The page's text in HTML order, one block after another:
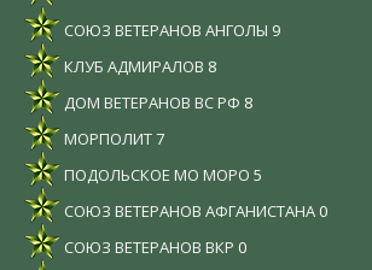
СОЮЗ ВЕТЕРАНОВ АНГОЛЫ 9
КЛУБ АДМИРАЛОВ 8
ДОМ ВЕТЕРАНОВ ВС РФ 8
МОРПОЛИТ7
ПОДОЛЬСКОЕ МО МОРО 5
СОЮЗ ВЕТЕРАНОВ АФГАНИСТАНА 0
СОЮЗ ВЕТЕРАНОВ ВКР 0